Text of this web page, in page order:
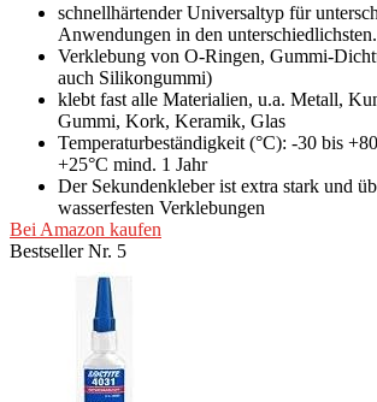
schnellhärtender Universaltyp für
Anwendungen in den
Verklebung von O-Ringen, Gummi-
auch Silikongummi)
klebt fast alle Materialien, u.a. Metall,
Gummi, Kork, Keramik, Glas
Temperaturbeständigkeit (°C): -30 bis
+25°C mind. 1 Jahr
Der Sekundenkleber ist extra stark und
wasserfesten Verklebungen
Bei Amazon kaufen
Bestseller Nr. 5